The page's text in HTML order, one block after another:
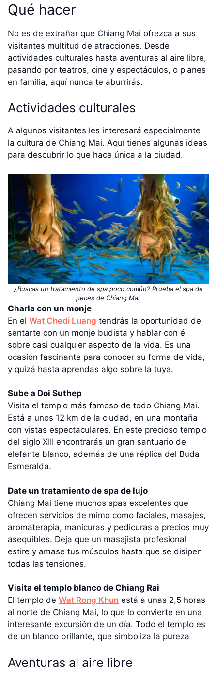
Qué hacer
No es de extrañar que Chiang Mai ofrezca a sus
visitantes multitud de atracciones. Desde
actividades culturales hasta aventuras al aire libre,
pasando por teatros, cine y espectáculos, o planes
en familia, aquí nunca te aburrirás.
Actividades culturales
A algunos visitantes les interesará especialmente
la cultura de Chiang Mai. Aquí tienes algunas ideas
para descubrir lo que hace única a la ciudad.
¿Buscas un tratamiento de spa poco común? Prueba el spa de
peces de Chiang Mai.
Charla con un monje
En el Wat Chedi Luang tendrás la oportunidad de
sentarte con un monje budista y hablar con él
sobre casi cualquier aspecto de la vida. Es una
ocasión fascinante para conocer su forma de vida,
y quizá hasta aprendas algo sobre la tuya.
Sube a Doi Suthep
Visita el templo más famoso de todo Chiang Mai.
Está a unos 12 km de la ciudad, en una montaña
con vistas espectaculares. En este precioso templo
del siglo XIII encontrarás un gran santuario de
elefante blanco, además de una réplica del Buda
Esmeralda.
Date un tratamiento de spa de lujo
Chiang Mai tiene muchos spas excelentes que
ofrecen servicios de mimo como faciales, masajes,
aromaterapia, manicuras y pedicuras a precios muy
asequibles. Deja que un masajista profesional
estire y amase tus músculos hasta que se disipen
todas las tensiones.
Visita el templo blanco de Chiang Rai
El templo de Wat Rong Khun está a unas 2,5 horas
al norte de Chiang Mai, lo que lo convierte en una
interesante excursión de un día. Todo el templo es
de un blanco brillante, que simboliza la pureza
Aventuras al aire libre